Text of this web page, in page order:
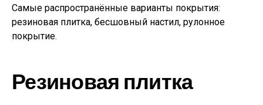
Самые распространённые варианты покрытия:
резиновая плитка, бесшовный настил, рулонное
покрытие.
Резиновая плитка